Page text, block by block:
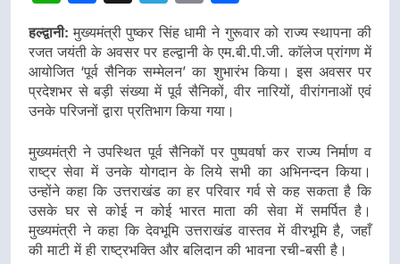
हल्द्वानी:मुख्यमंत्री पुष्कर सिंह धामी ने गुरूवार को राज्य स्थापना की
रजत जयंती के अवसर पर हल्द्वानी के एम.बी.पी.जी. कॉलेज प्रांगण में
आयोजित ‘पूर्व सैनिक सम्मेलन’ का शुभारंभ किया। इस अवसर पर
प्रदेशभर से बड़ी संख्या में पूर्व सैनिकों, वीर नारियों, वीरांगनाओं एवं
उनके परिजनों द्वारा प्रतिभाग किया गया।
मुख्यमंत्री ने उपस्थित पूर्व सैनिकों पर पुष्पवर्षा कर राज्य निर्माण व
राष्ट्र सेवा में उनके योगदान के लिये सभी का अभिनन्दन किया।
उन्होंने कहा कि उत्तराखंड का हर परिवार गर्व से कह सकता है कि
उसके घर से कोई न कोई भारत माता की सेवा में समर्पित है।
मुख्यमंत्री ने कहा कि देवभूमि उत्तराखंड वास्तव में वीरभूमि है, जहाँ
की माटी में ही राष्ट्रभक्ति और बलिदान की भावना रची-बसी है।